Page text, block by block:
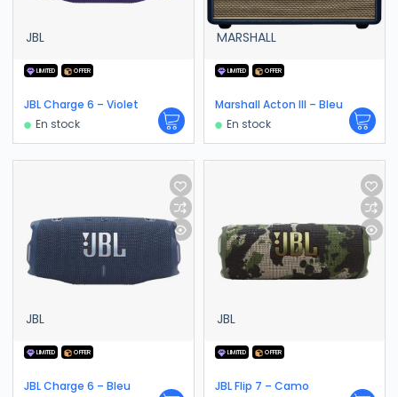
JBL
LIMITED OFFER
JBL Charge 6 – Violet
En stock
MARSHALL
LIMITED OFFER
Marshall Acton III – Bleu
En stock
JBL
LIMITED OFFER
JBL Charge 6 – Bleu
JBL
LIMITED OFFER
JBL Flip 7 – Camo